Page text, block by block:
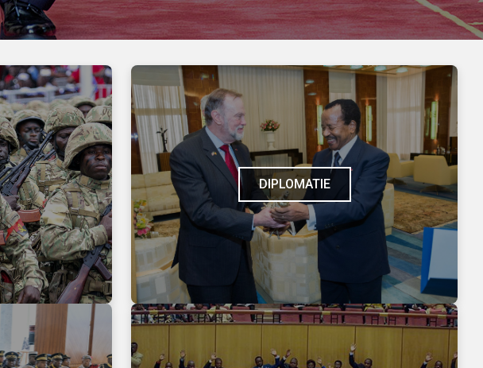
DIPLOMATIE